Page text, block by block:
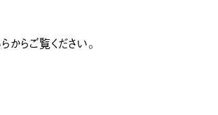
らご覧ください。